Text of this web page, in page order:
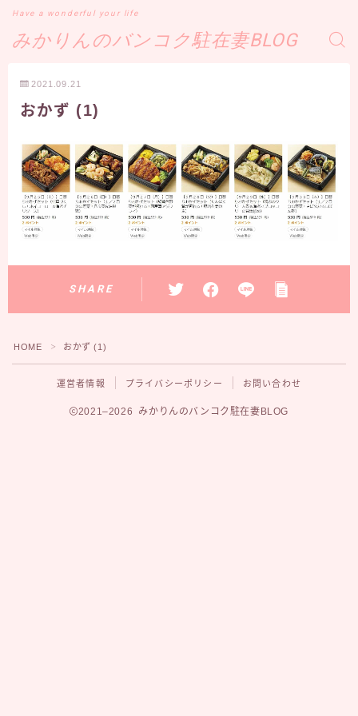
みかりんのバンコク駐在妻BLOG
Have a wonderful your life
2021.09.21
おかず (1)
SHARE
HOME ＞ おかず (1)
運営者情報 プライバシーポリシー お問い合わせ
2021–2026 みかりんのバンコク駐在妻BLOG